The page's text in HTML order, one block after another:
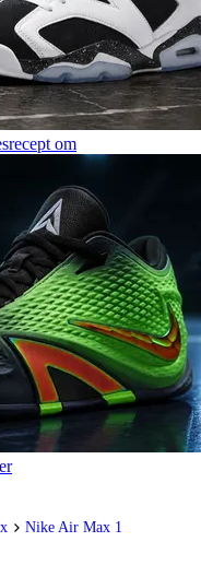
om
Nike Air Max 1